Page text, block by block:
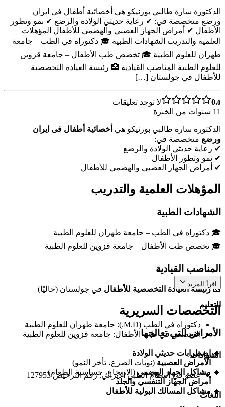
الدكتورة سارة طالبي بورنيكو هي أخصائية أطفال فی ایران
ورضع متخصصة في: ✔ رعاية حديثي الولادة والرضع ✔ نمو وتطور
الأطفال ✔ أمراض الجهاز العصبي والهضمي للأطفال المؤهلات
العلمية والتدريب الشهادات الطبية 🎓 دكتوراه في الطب – جامعة
طهران للعلوم الطبية 🎓 تخصص طب الأطفال – جامعة قزوين
للعلوم الطبية المناصب القيادية 🏥 رئيسة العيادة التخصصية
للأطفال في جولستان […]
0.0
لا توجد تعليقات
11 سنوات من الخبرة
الدكتورة سارة طالبي بورنيكو هي أخصائية أطفال فی ایران
ورضع متخصصة في:
✔ رعاية حديثي الولادة والرضع
✔ نمو وتطور الأطفال
✔ أمراض الجهاز العصبي والهضمي للأطفال
المؤهلات العلمية والتدريب
الشهادات الطبية
🎓 دكتوراه في الطب – جامعة طهران للعلوم الطبية
🎓 تخصص طب الأطفال – جامعة قزوين للعلوم الطبية
المناصب القيادية
🏥رئيسة العيادة التخصصية للأطفال في جولستان (حاليًا)
التخصصات السريرية
الأمراض التي تعالجها
🔹اضطرابات حديثي الولادة
🔹
الأمراض العصبية (نوبات الصرع، تأخر النمو)
🔹 مشاكل الجهاز الهضمي (الارتجاع، حساسية الطعام)
🔹
أمراض الجهاز التنفسي والجلد
🔹 مشاكل المسالك البولية للأطفال
اقرأ المزيد
التعليم
دكتوراه في الطب (M.D.): جامعة طهران للعلوم الطبية
التخصص في طب الأطفال: جامعة قزوين للعلوم الطبية
الشهادات
عضو في النظام الطبي الإيراني: رقم الترخيص 127953
اللغات